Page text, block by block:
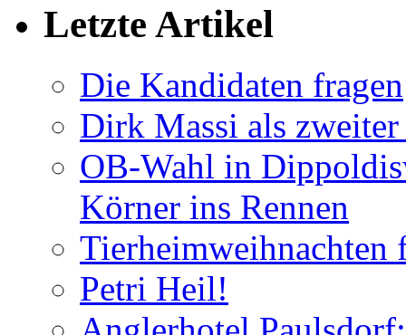
Letzte Artikel
Die Kandidaten fragen
Dirk Massi als
OB-Wahl in
Körner ins Rennen
Tierheimweihnachten
Petri Heil!